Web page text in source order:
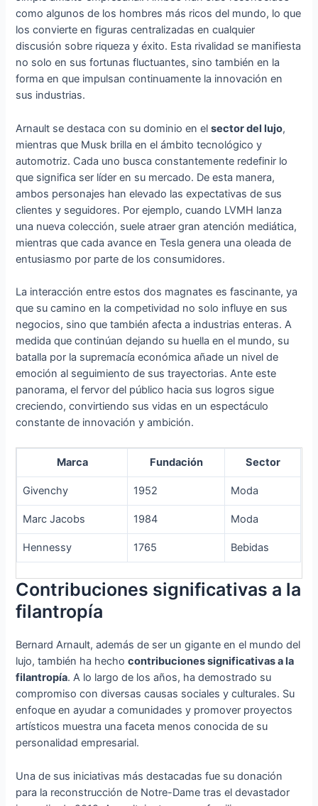
como algunos de los hombres más ricos del mundo, lo que
los convierte en figuras centralizadas en cualquier
discusión sobre riqueza y éxito. Esta rivalidad se manifiesta
no solo en sus fortunas fluctuantes, sino también en la
forma en que impulsan continuamente la innovación en
sus industrias.
Arnault se destaca con su dominio en elsector del lujo,
mientras que Musk brilla en el ámbito tecnológico y
automotriz. Cada uno busca constantemente redefinir lo
que significa ser líder en su mercado. De esta manera,
ambos personajes han elevado las expectativas de sus
clientes y seguidores. Por ejemplo, cuando LVMH lanza
una nueva colección, suele atraer gran atención mediática,
mientras que cada avance en Tesla genera una oleada de
entusiasmo por parte de los consumidores.
La interacción entre estos dos magnates es fascinante, ya
que su camino en la competividad no solo influye en sus
negocios, sino que también afecta a industrias enteras. A
medida que continúan dejando su huella en el mundo, su
batalla por la supremacía económica añade un nivel de
emoción al seguimiento de sus trayectorias. Ante este
panorama, el fervor del público hacia sus logros sigue
creciendo, convirtiendo sus vidas en un espectáculo
constante de innovación y ambición.
Marca Fundación Sector
Givenchy 1952 Moda
Marc Jacobs 1984 Moda
Hennessy 1765 Bebidas
Contribuciones significativas a la
filantropía
Bernard Arnault, además de ser un gigante en el mundo del
lujo, también ha hechocontribuciones significativas a la
filantropía. A lo largo de los años, ha demostrado su
compromiso con diversas causas sociales y culturales. Su
enfoque en ayudar a comunidades y promover proyectos
artísticos muestra una faceta menos conocida de su
personalidad empresarial.
Una de sus iniciativas más destacadas fue su donación
para la reconstrucción de Notre-Dame tras el devastador